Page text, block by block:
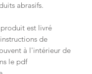
abrasifs.
est livré
de
à l'intérieur de
le pdf